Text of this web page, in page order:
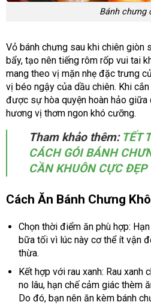
Bánh chưng
Vỏ bánh chưng sau khi chiên giòn
bẩy, tạo nên tiếng rôm rốp vui tai
mang theo vị mặn nhẹ đặc trưng
vị béo ngậy của dầu chiên. Khi
được sự hòa quyện hoàn hảo giữa
hương vị thơm ngon khó cưỡng.
Tham khảo thêm: TẾT
CÁCH GÓI BÁNH
CẦN KHUÔN CỰC ĐẸP
Cách Ăn Bánh Chưng
Chọn thời điểm ăn phù hợp:
bữa tối vì lúc này cơ thể ít vận
thừa.
Kết hợp với rau xanh: Rau xanh
no lâu, hạn chế cảm giác thèm
Do đó, bạn nên ăn kèm bánh